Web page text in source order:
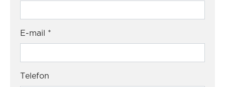
E-mail *
Telefon